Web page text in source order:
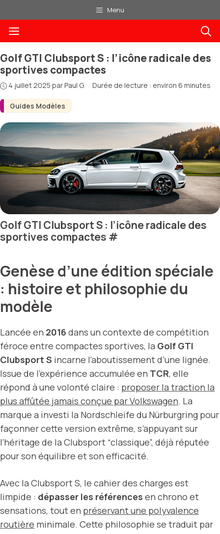
au
contenu
Menu
Menu
Guides Modèles
Golf GTI Clubsport S : l’icône radicale des
sportives compactes
4 juillet 2025 parPaul G. · Durée de lecture : environ 6 minutes
Golf GTI Clubsport S : l’icône radicale des
sportives compactes #
Genèse d’une édition spéciale
: histoire et philosophie du
modèle
Lancée en 2016 dans un contexte de compétition
féroce entre compactes sportives, la Golf GTI
Clubsport S incarne l’aboutissement d’une lignée.
Issue de l’expérience accumulée en TCR, elle
répond à une volonté claire : proposer la traction la
plus affûtée jamais conçue par Volkswagen. La
marque a investi la Nordschleife du Nürburgring pour
façonner cette version extrême, s’appuyant sur
l’héritage de la Clubsport “classique”, déjà réputée
pour son équilibre et son efficacité.
Avec la Clubsport S, le cahier des charges est
limpide : dépasser les références en chrono et
sensations, tout en préservant une polyvalence
routière minimale. Cette philosophie se traduit par